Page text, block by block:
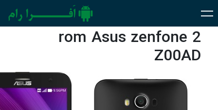
rom Asus zenfone 2
Z00AD